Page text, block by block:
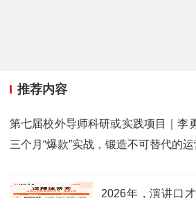
推荐内容
第七届校外导师科研或实践项目｜李
三个月“爆款”实战，锻造不可替代的
2026年，演讲口